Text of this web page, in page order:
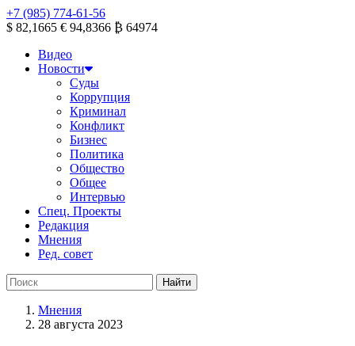
+7 (985) 774-61-56
$ 82,1665 € 94,8366 ₿ 64974
Видео
Новости
Суды
Коррупция
Криминал
Конфликт
Бизнес
Политика
Общество
Общее
Интервью
Спец. Проекты
Редакция
Мнения
Ред. совет
Мнения
28 августа 2023